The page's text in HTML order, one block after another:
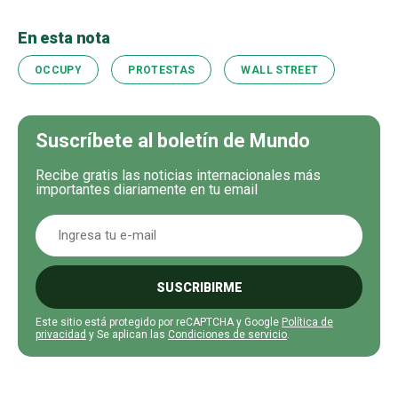
En esta nota
OCCUPY PROTESTAS WALL STREET
Suscríbete al boletín de Mundo
Recibe gratis las noticias internacionales más
importantes diariamente en tu email
SUSCRIBIRME
Este sitio está protegido por reCAPTCHA y Google Política de
privacidad y Se aplican las Condiciones de servicio.